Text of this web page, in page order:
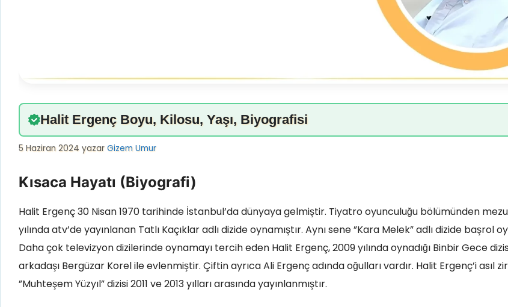
Halit Ergenç Boyu, Kilosu, Yaşı, Biyografisi
5 Haziran 2024 yazar Gizem Umur
Kısaca Hayatı (Biyografi)
Halit Ergenç 30 Nisan 1970 tarihinde İstanbul’da dünyaya gelmiştir. Tiyatro oyunculuğu bölümünden
yılında atv’de yayınlanan Tatlı Kaçıklar adlı dizide oynamıştır. Aynı sene ”Kara Melek” adlı dizide başrol
Daha çok televizyon dizilerinde oynamayı tercih eden Halit Ergenç, 2009 yılında oynadığı Binbir Gece
arkadaşı Bergüzar Korel ile evlenmiştir. Çiftin ayrıca Ali Ergenç adında oğulları vardır. Halit Ergenç’i asıl
”Muhteşem Yüzyıl” dizisi 2011 ve 2013 yılları arasında yayınlanmıştır.